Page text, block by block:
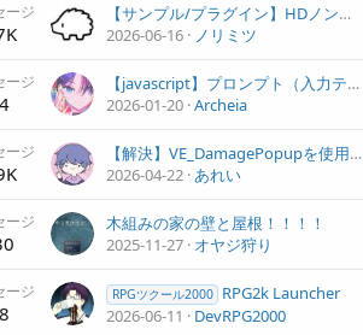
ージ
【サンプル/プラグイン】HDノンフィールド型カードゲームMZサンプル3R公開
2026-06-16
ノリミツ
ージ
【javascript】プロンプト（入力テキストボックス）での文章入力スクリプトコマンド
2026-01-20 Archeia
ージ
【解決】VE_DamagePopupを使用し、フォントカラーを弱点ならば与えた属性のものにしたい
2026-04-22 あれい
ージ
木組みの家の壁と屋根！！！！
2025-11-27 オヤジ狩り
ージ RPGツクール2000 RPG2k Launcher
2026-06-11
DevRPG2000